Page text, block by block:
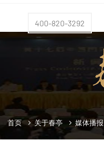
400-820-3292
首页 关于春亭 媒体播报